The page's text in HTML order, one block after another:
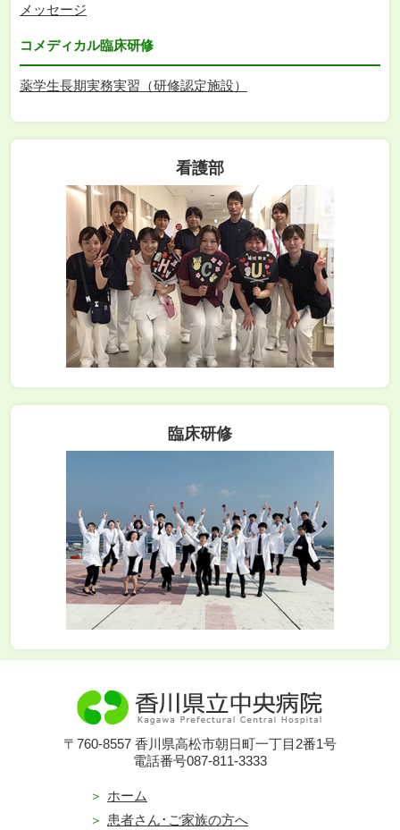
メッセージ
コメディカル臨床研修
薬学生長期実務実習（研修認定施設）
看護部
臨床研修
〒760-8557 香川県高松市朝日町一丁目2番1号
電話番号087-811-3333
ホーム
患者さん･ご家族の方へ